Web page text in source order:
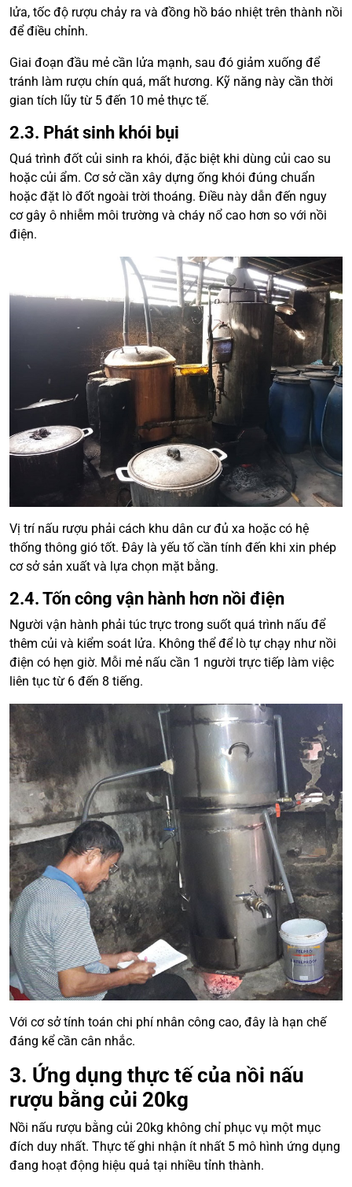
lửa, tốc độ rượu chảy ra và đồng hồ báo nhiệt trên thành nồi
để điều chỉnh.
Giai đoạn đầu mẻ cần lửa mạnh, sau đó giảm xuống để
tránh làm rượu chín quá, mất hương. Kỹ năng này cần thời
gian tích lũy từ 5 đến 10 mẻ thực tế.
2.3. Phát sinh khói bụi
Quá trình đốt củi sinh ra khói, đặc biệt khi dùng củi cao su
hoặc củi ẩm. Cơ sở cần xây dựng ống khói đúng chuẩn
hoặc đặt lò đốt ngoài trời thoáng. Điều này dẫn đến nguy
cơ gây ô nhiễm môi trường và cháy nổ cao hơn so với nồi
điện.
Vị trí nấu rượu phải cách khu dân cư đủ xa hoặc có hệ
thống thông gió tốt. Đây là yếu tố cần tính đến khi xin phép
cơ sở sản xuất và lựa chọn mặt bằng.
2.4. Tốn công vận hành hơn nồi điện
Người vận hành phải túc trực trong suốt quá trình nấu để
thêm củi và kiểm soát lửa. Không thể để lò tự chạy như nồi
điện có hẹn giờ. Mỗi mẻ nấu cần 1 người trực tiếp làm việc
liên tục từ 6 đến 8 tiếng.
Với cơ sở tính toán chi phí nhân công cao, đây là hạn chế
đáng kể cần cân nhắc.
3. Ứng dụng thực tế của nồi nấu
rượu bằng củi 20kg
Nồi nấu rượu bằng củi 20kg không chỉ phục vụ một mục
đích duy nhất. Thực tế ghi nhận ít nhất 5 mô hình ứng dụng
đang hoạt động hiệu quả tại nhiều tỉnh thành.